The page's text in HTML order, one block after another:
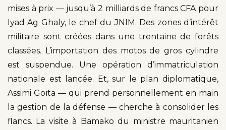
mises à prix — jusqu’à 2 milliards de francs CFA pour
Iyad Ag Ghaly, le chef du JNIM. Des zones d’intérêt
militaire sont créées dans une trentaine de forêts
classées. L’importation des motos de gros cylindre
est suspendue. Une opération d’immatriculation
nationale est lancée. Et, sur le plan diplomatique,
Assimi Goïta — qui prend personnellement en main
la gestion de la défense — cherche à consolider les
flancs. La visite à Bamako du ministre mauritanien